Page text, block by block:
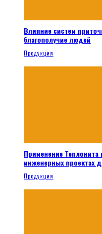
Влияние систем
благополучие людей
Продукция
Применение
инженерных проектах
Продукция